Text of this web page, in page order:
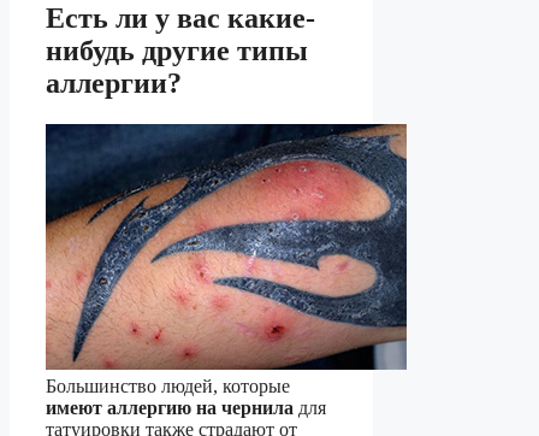
Есть ли у вас какие-
нибудь другие типы
аллергии?
Большинство людей, которые
имеют аллергию на чернила для
татуировки также страдают от